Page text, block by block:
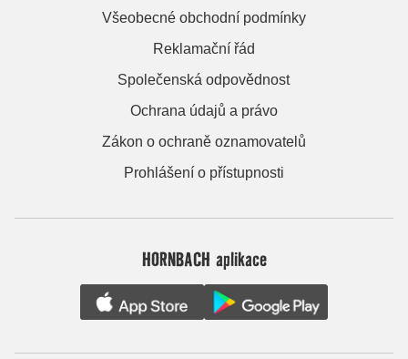
Všeobecné obchodní podmínky
Reklamační řád
Společenská odpovědnost
Ochrana údajů a právo
Zákon o ochraně oznamovatelů
Prohlášení o přístupnosti
HORNBACH aplikace